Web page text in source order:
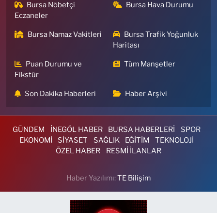
Bursa Nöbetçi
Eczaneler
Bursa Hava Durumu
Bursa Namaz Vakitleri
Bursa Trafik Yoğunluk
Haritası
Puan Durumu ve
Fikstür
Tüm Manşetler
Son Dakika Haberleri Haber Arşivi
GÜNDEM İNEGÖL HABER BURSA HABERLERİ
SPOR
EKONOMİ
SİYASET SAĞLIK EĞİTİM
TEKNOLOJİ
ÖZEL HABER
RESMİ İLANLAR
Haber Yazılımı:TE Bilişim